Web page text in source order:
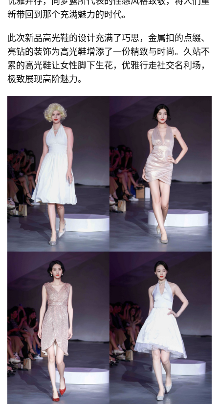
新带回到那个充满魅力的时代。
此次新品高光鞋的设计充满了巧思，金属扣的点缀、
亮钻的装饰为高光鞋增添了一份精致与时尚。久站不
累的高光鞋让女性脚下生花，优雅行走社交名利场，
极致展现高阶魅力。